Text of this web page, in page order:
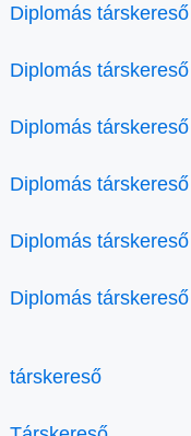
Diplomás
Diplomás
Diplomás
Diplomás
Diplomás
Diplomás
társkereső